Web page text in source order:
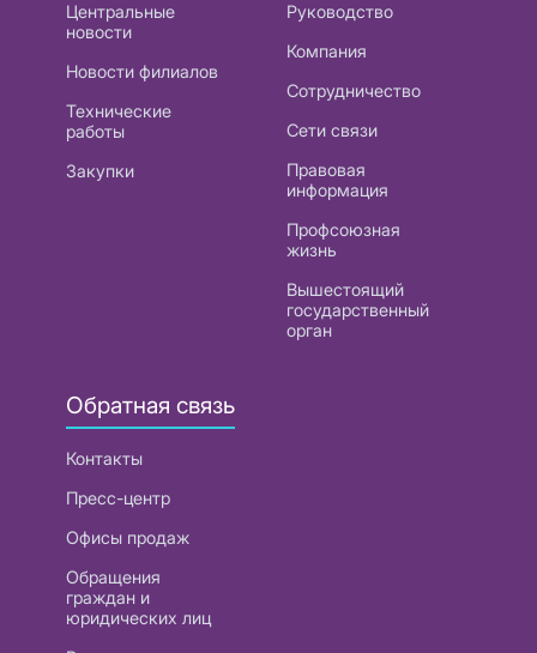
Центральные
новости
Новости филиалов
Технические
работы
Закупки
Руководство
Компания
Сотрудничество
Сети связи
Правовая
информация
Профсоюзная
жизнь
Вышестоящий
государственный
орган
Обратная связь
Контакты
Пресс-центр
Офисы продаж
Обращения
граждан и
юридических лиц